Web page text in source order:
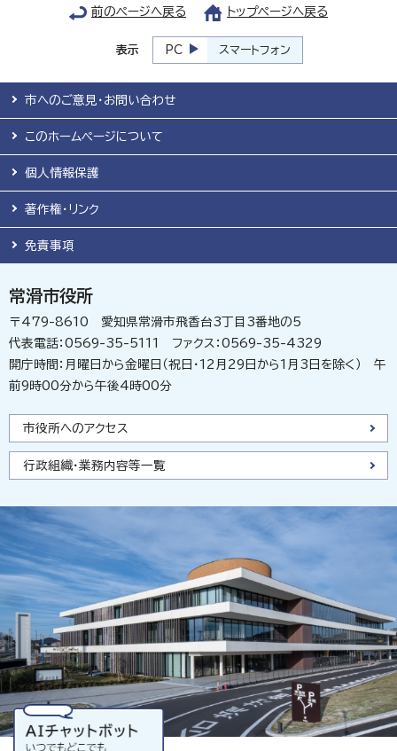
前のページへ戻る トップページへ戻る
表示 PC スマートフォン
市へのご意見・お問い合わせ
このホームページについて
個人情報保護
著作権・リンク
免責事項
常滑市役所
〒479-8610 愛知県常滑市飛香台3丁目3番地の5
代表電話：0569-35-5111 ファクス：0569-35-4329
開庁時間：月曜日から金曜日（祝日・12月29日から1月3日を除く） 午
前9時00分から午後4時00分
市役所へのアクセス
行政組織・業務内容等一覧